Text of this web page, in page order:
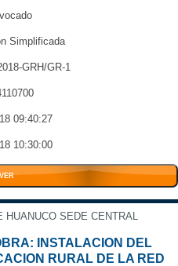
Simplificada
GRH/GR-1
09:40:27
10:30:00
HUANUCO SEDE CENTRAL
INSTALACION DEL
RURAL DE LA RED